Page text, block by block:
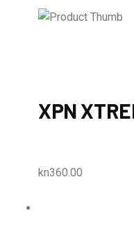
XPN
kn360.00